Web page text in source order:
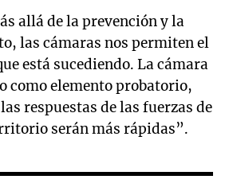
allá de la prevención y la
las cámaras nos permiten el
está sucediendo. La cámara
como elemento probatorio,
respuestas de las fuerzas de
serán más rápidas”.